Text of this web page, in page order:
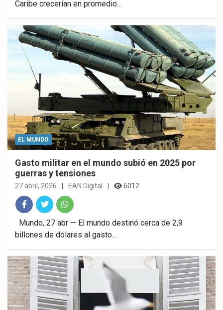
ebo
ok
er
sAp
p
Caribe crecerían en promedio…
EL MUNDO
Gasto militar en el mundo subió en 2025 por
guerras y tensiones
27 abril, 2026 EAN Digital 6012
Fac
ebo
ok
Twitt
er
What
sAp
p
Mundo, 27 abr — El mundo destinó cerca de 2,9
billones de dólares al gasto…